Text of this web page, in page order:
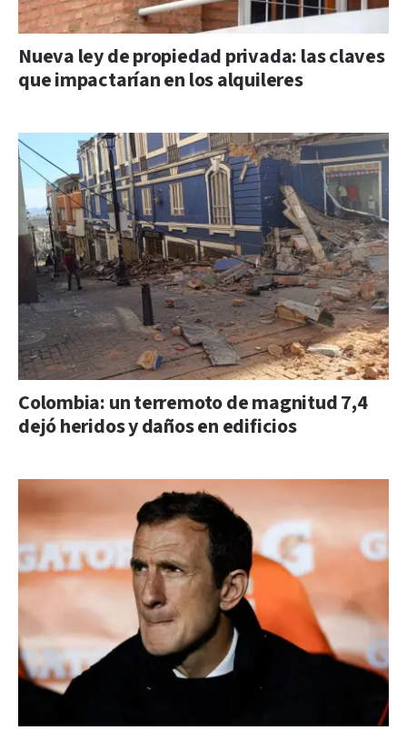
Nueva ley de propiedad privada: las claves
que impactarían en los alquileres
Colombia: un terremoto de magnitud 7,4
dejó heridos y daños en edificios